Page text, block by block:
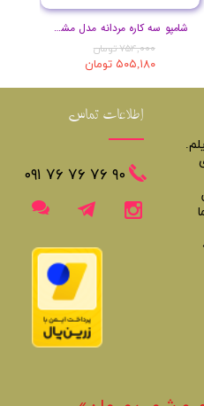
شامپو سه کاره مردانه مدل مشکی حجم 400 میل
۷۵۴,۰۰۰ تومان
۵۰۵,۱۸۰ تومان
اطلاعات تماس
​​٩٠ ٧۶ ٧۶ ٧۶ ٠٩١